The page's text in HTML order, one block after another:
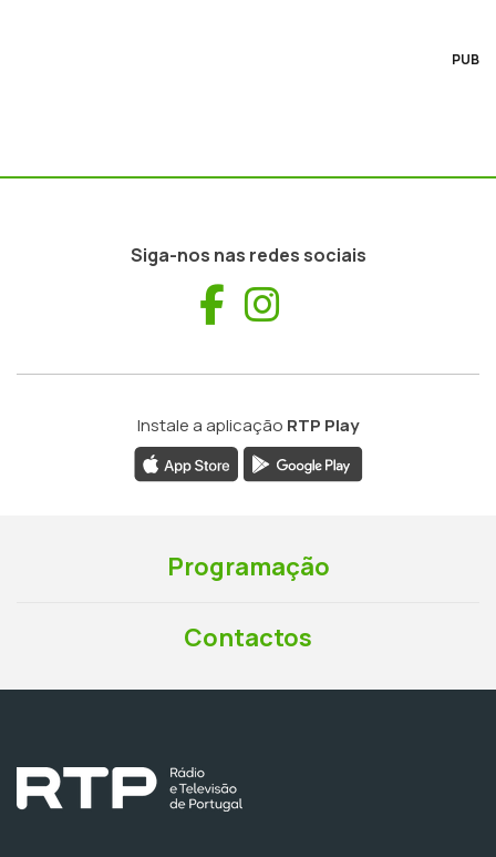
PUB
Siga-nos nas redes sociais
Facebook
Instale a aplicação RTP Play
Programação
Contactos